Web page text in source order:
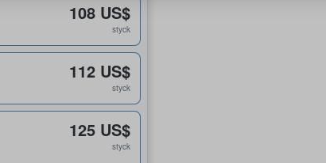
108 US$
styck
112 US$
styck
125 US$
styck